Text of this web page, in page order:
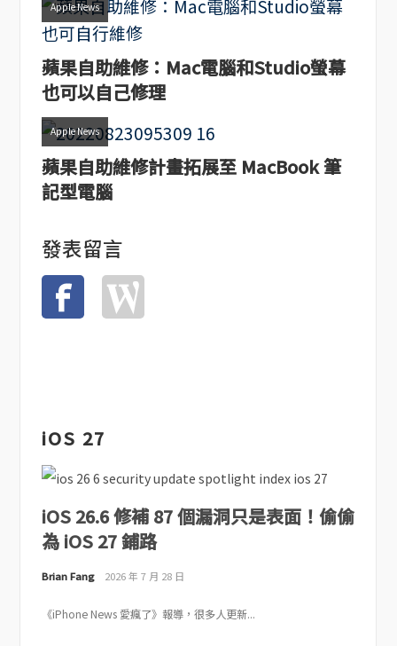
Apple News
蘋果自助維修：Mac電腦和Studio螢幕
也可以自己修理
Apple News
蘋果自助維修計畫拓展至 MacBook 筆
記型電腦
發表留言
iOS 27
iOS 26.6 修補 87 個漏洞只是表面！偷偷
為 iOS 27 鋪路
Brian Fang 2026 年 7 月 28 日
《iPhone News 愛瘋了》報導，很多人更新...